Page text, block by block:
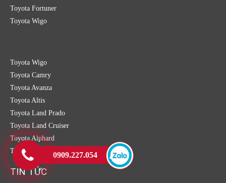
Toyota Fortuner
Toyota Wigo
Toyota Wigo
Toyota Camry
Toyota Avanza
Toyota Altis
Toyota Land Prado
Toyota Land Cruiser
Toyota Alphard
Toyota Hilux
TIN TỨC
0909.227.054